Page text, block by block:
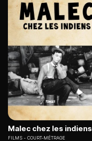
Malec chez les indiens
FILMS COURT-MÉTRAGE